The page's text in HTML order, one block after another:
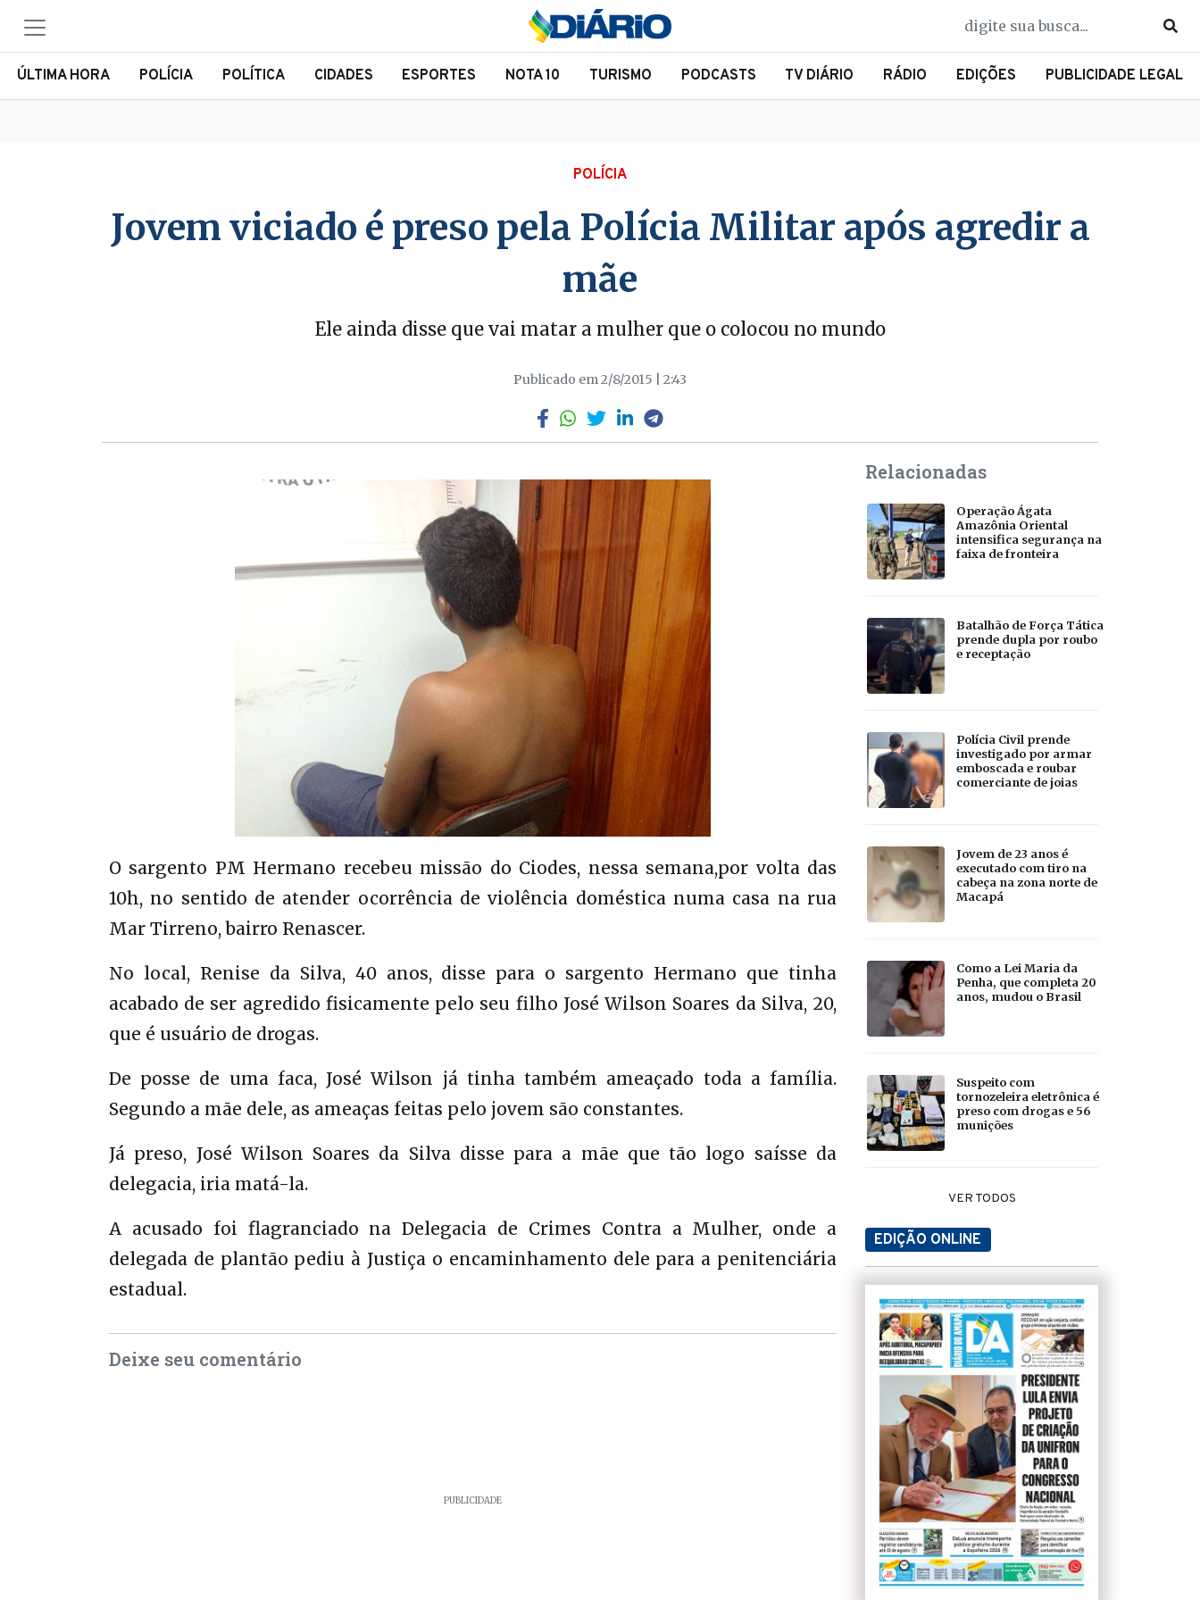
ÚLTIMA HORA POLÍCIA POLÍTICA CIDADES ESPORTES NOTA 10 TURISMO PODCASTS TV DIÁRIO RÁDIO EDIÇÕES PUBLICIDADE LEGAL
POLÍCIA
Jovem viciado é preso pela Polícia Militar após agredir a
mãe
Ele ainda disse que vai matar a mulher que o colocou no mundo
Publicado em 2/8/2015 | 2:43
O sargento PM Hermano recebeu missão do Ciodes, nessa semana,por volta das
10h, no sentido de atender ocorrência de violência doméstica numa casa na rua
Mar Tirreno, bairro Renascer.
No local, Renise da Silva, 40 anos, disse para o sargento Hermano que tinha
acabado de ser agredido fisicamente pelo seu filho José Wilson Soares da Silva, 20,
que é usuário de drogas.
De posse de uma faca, José Wilson já tinha também ameaçado toda a família.
Segundo a mãe dele, as ameaças feitas pelo jovem são constantes.
Já preso, José Wilson Soares da Silva disse para a mãe que tão logo saísse da
delegacia, iria matá-la.
A acusado foi flagranciado na Delegacia de Crimes Contra a Mulher, onde a
delegada de plantão pediu à Justiça o encaminhamento dele para a penitenciária
estadual.
Deixe seu comentário
PUBLICIDADE
Relacionadas
Operação Ágata
Amazônia Oriental
intensifica segurança na
faixa de fronteira
Batalhão de Força Tática
prende dupla por roubo
e receptação
Polícia Civil prende
investigado por armar
emboscada e roubar
comerciante de joias
Jovem de 23 anos é
executado com tiro na
cabeça na zona norte de
Macapá
Como a Lei Maria da
Penha, que completa 20
anos, mudou o Brasil
Suspeito com
tornozeleira eletrônica é
preso com drogas e 56
munições
VER TODOS
EDIÇÃO ONLINE